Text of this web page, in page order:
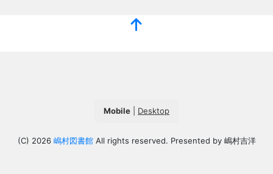
Mobile Desktop
(C) 2026 嶋村図書館All rights reserved. Presented by 嶋村吉洋